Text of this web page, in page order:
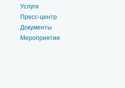
Услуги
Пресс-центр
Документы
Мероприятия